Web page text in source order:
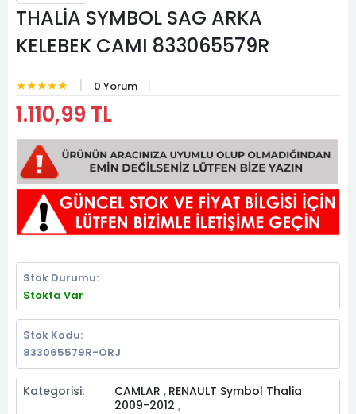
THALİA SYMBOL SAG ARKA
KELEBEK CAMI 833065579R
★★★★★ 0 Yorum
1.110,99 TL
Stok Durumu:
Stokta Var
Stok Kodu:
833065579R-ORJ
Kategorisi: CAMLAR , RENAULT Symbol Thalia
2009-2012 ,